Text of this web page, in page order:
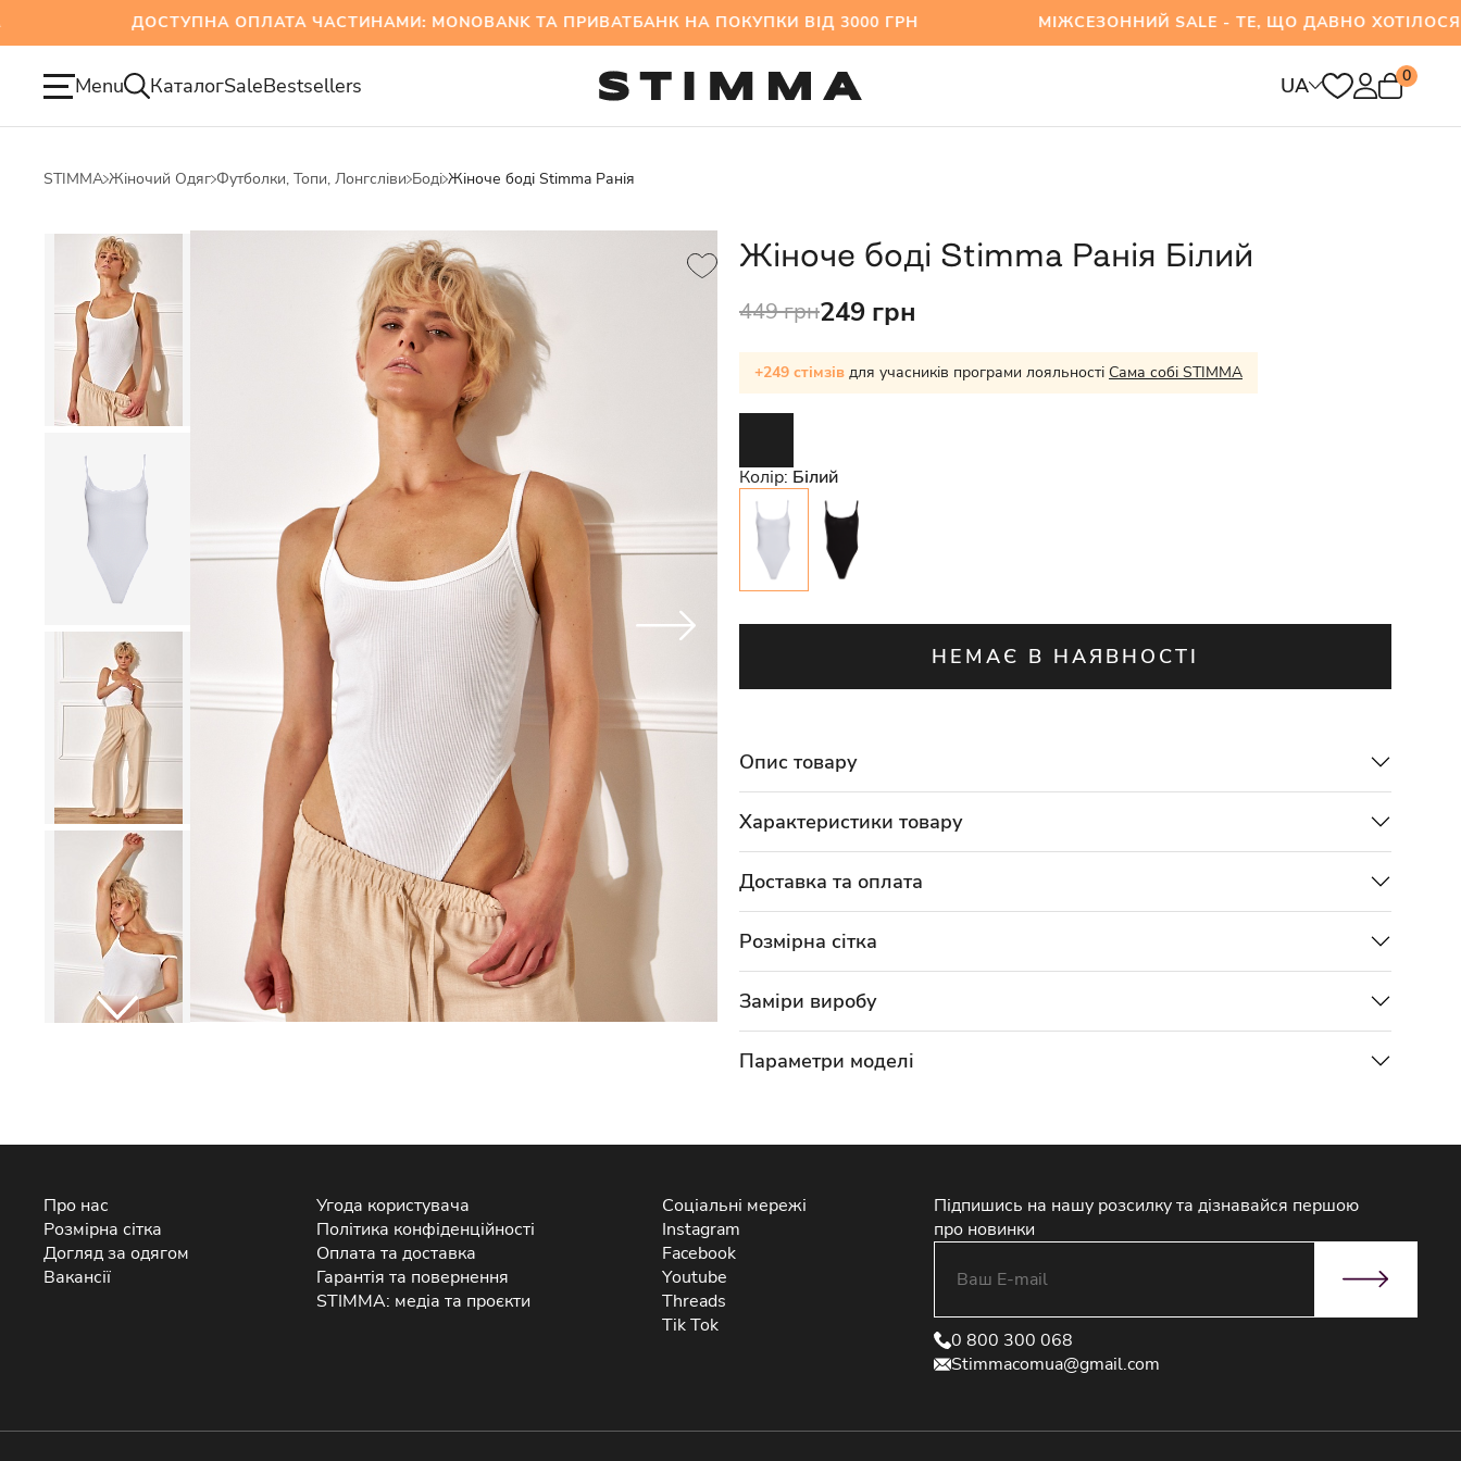
ДОСТУПНА ОПЛАТА ЧАСТИНАМИ: MONOBANK ТА ПРИВАТБАНК НА ПОКУПКИ ВІД 3000 ГРН МІЖСЕЗОННИЙ SALE - ТЕ, ЩО ДАВНО ХОТІЛОСЯ
Menu КаталогSaleBestsellers UA 0
STIMMA Жіночий Одяг Футболки, Топи, Лонгсліви Боді Жіноче боді Stimma Ранія
Жіноче боді Stimma Ранія Білий
449 грн249 грн
+249 стімзів для учасників програми лояльності Сама собі STIMMA
Колір: Білий
НЕМАЄ В НАЯВНОСТІ
Опис товару
Характеристики товару
Доставка та оплата
Розмірна сітка
Заміри виробу
Параметри моделі
Про нас
Розмірна сітка
Догляд за одягом
Вакансії
Угода користувача
Політика конфіденційності
Оплата та доставка
Гарантія та повернення
STIMMA: медіа та проєкти
Соціальні мережі
Instagram
Facebook
Youtube
Threads
Tik Tok
Підпишись на нашу розсилку та дізнавайся першою
про новинки
0 800 300 068
Stimmacomua@gmail.com